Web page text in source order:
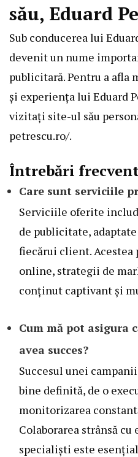
său, Eduard
Sub conducerea lui
devenit un nume
publicitară. Pentru a afla
și experiența lui Eduard
vizitați site-ul său
petrescu.ro/.
Întrebări
Care sunt serviciile
Serviciile oferite
de publicitate,
fiecărui client.
online, strategii de
conținut captivant și
Cum mă pot asigura
avea succes?
Succesul unei
bine definită, de o
monitorizarea
Colaborarea strânsă cu
specialiști este